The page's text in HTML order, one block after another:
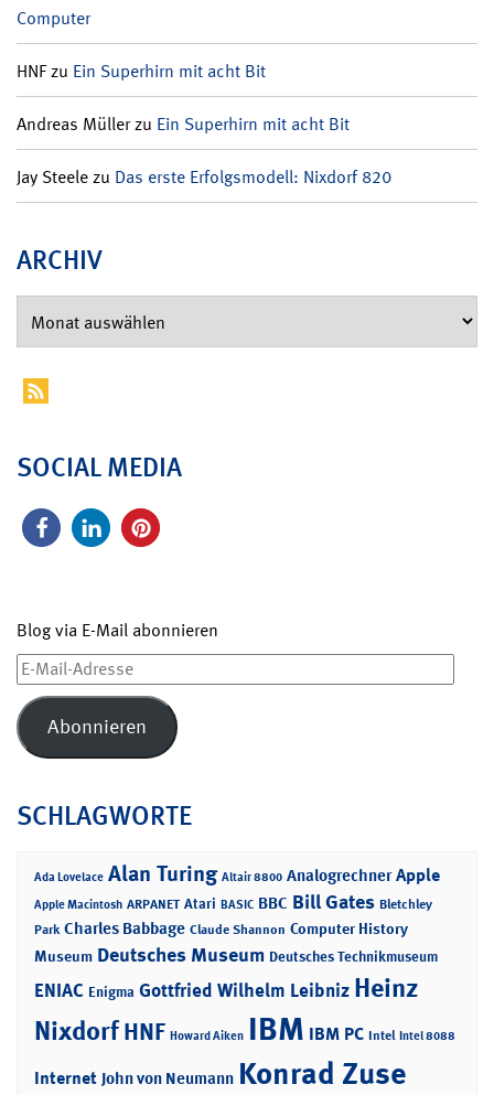
Computer
HNFzu Ein Superhirn mit acht Bit
Andreas Müllerzu Ein Superhirn mit acht Bit
Jay Steelezu Das erste Erfolgsmodell: Nixdorf 820
ARCHIV
SOCIAL MEDIA
Blog via E-Mail abonnieren
E-
Mail-
Adresse
Abonnieren
SCHLAGWORTE
Ada Lovelace Alan Turing Altair 8800 Analogrechner Apple
Apple Macintosh ARPANET Atari BASIC BBC Bill Gates Bletchley
Park Charles Babbage Claude Shannon Computer History
Museum Deutsches Museum Deutsches Technikmuseum
ENIAC Enigma Gottfried Wilhelm Leibniz Heinz
NixdorfHNF Howard Aiken IBM IBM PC Intel Intel 8088
Internet John von Neumann Konrad Zuse